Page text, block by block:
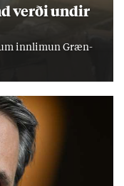
verði und­ir
um inn­limun Græn­